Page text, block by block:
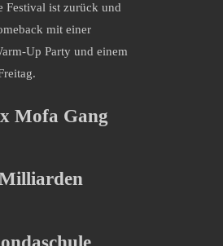
Festival ist zurück und
mit einer
Up Party und einem
Mofa Gang